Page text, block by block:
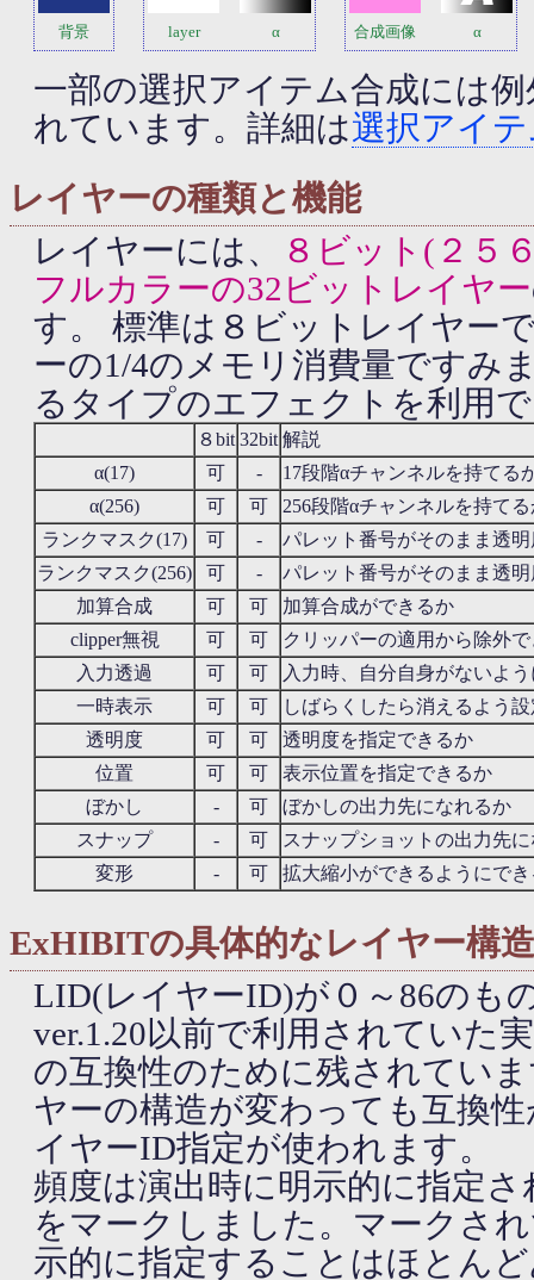
背景 layer α 合成画像 α
一部の選択アイテム合成には
れています。詳細は選択アイ
レイヤーの種類と機能
レイヤーには、
８ビット(２５
フルカラーの32ビットレイヤー
す。 標準は８ビットレイヤー
ーの1/4のメモリ消費量ですみ
るタイプのエフェクトを利用
８bit 32bit 解説
α(17)
可 -
17段階αチャンネルを持てる
α(256)
可 可
256段階αチャンネルを持て
ランクマスク(17)
可 -
パレット番号がそのまま透
ランクマスク(256)
可 -
パレット番号がそのまま透
加算合成
可 可
加算合成ができるか
clipper無視
可 可
クリッパーの適用から除外
入力透過
可 可
入力時、自分自身がないよ
一時表示
可 可
しばらくしたら消えるよう
透明度
可 可
透明度を指定できるか
位置
可 可
表示位置を指定できるか
ぼかし
- 可
ぼかしの出力先になれるか
スナップ
- 可
スナップショットの出力先
変形
- 可 拡大縮小ができるようにで
ExHIBITの具体的なレイヤー構
LID(レイヤーID)が０～86のも
ver.1.20以前で利用されていた
の互換性のために残されてい
ヤーの構造が変わっても互換
イヤーID指定が使われます。
頻度は演出時に明示的に指定
をマークしました。マークさ
示的に指定することはほとん